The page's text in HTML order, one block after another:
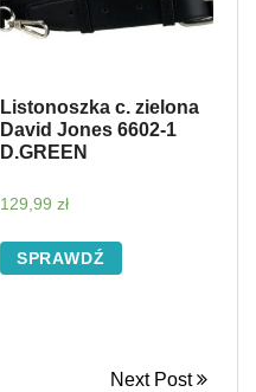
Listonoszka c. zielona
David Jones 6602-1
D.GREEN
129,99 zł
SPRAWDŹ
Next Post